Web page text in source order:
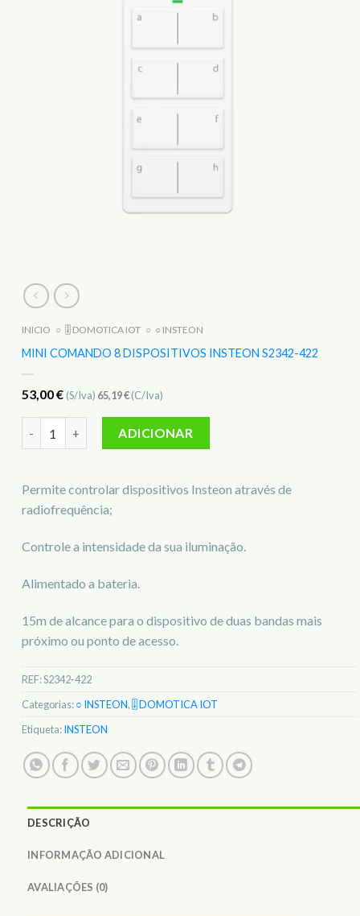
INICIO ○ 🎚️ DOMOTICA IOT ○ ○ INSTEON
MINI COMANDO 8 DISPOSITIVOS INSTEON S2342-422
53,00€ (S/Iva) 65,19€(C/Iva)
ADICIONAR
Permite controlar dispositivos Insteon através de
radiofrequência;
Controle a intensidade da sua iluminação.
Alimentado a bateria.
15m de alcance para o dispositivo de duas bandas mais
próximo ou ponto de acesso.
REF:S2342-422
Categorias:○ INSTEON, 🎚️ DOMOTICA IOT
Etiqueta:INSTEON
DESCRIÇÃO
INFORMAÇÃO ADICIONAL
AVALIAÇÕES (0)